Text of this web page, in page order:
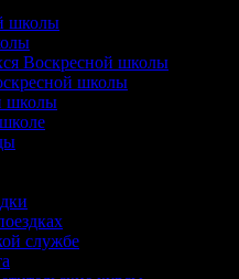
школы
Воскресной школы
школы
школы
службе